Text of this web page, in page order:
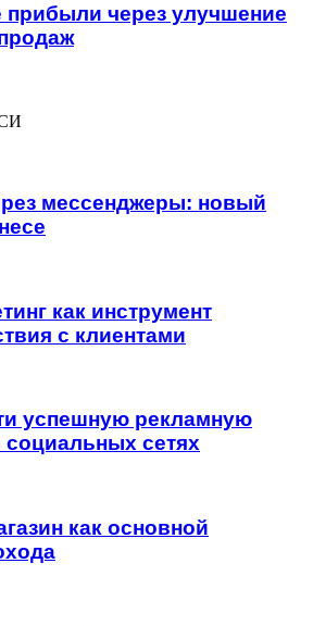
прибыли через улучшение
мессенджеры: новый
как инструмент
с клиентами
успешную рекламную
сетях
как основной